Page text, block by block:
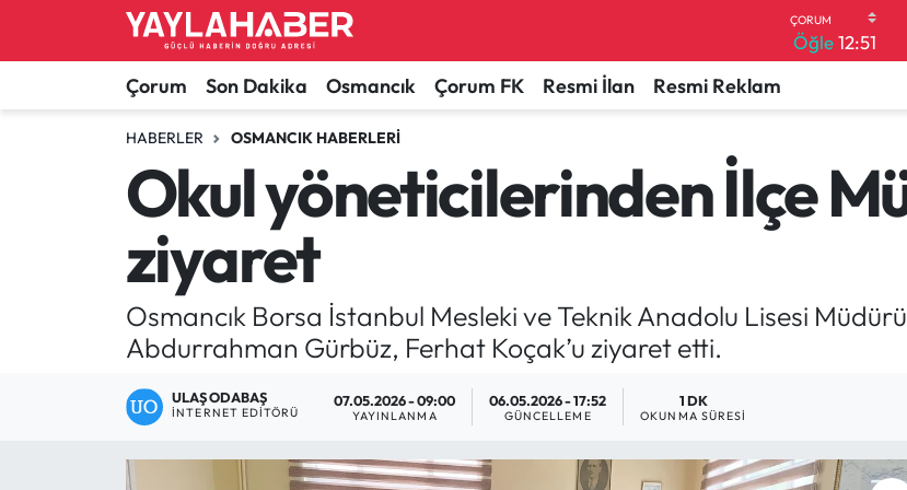
Öğle12:51
Çorum Son Dakika Osmancık Çorum FK Resmi İlan Resmi Reklam
HABERLER OSMANCIK HABERLERI
Okul yöneticilerinden İlçe
ziyaret
Osmancık Borsa İstanbul Mesleki ve Teknik Anadolu Lisesi
Abdurrahman Gürbüz, Ferhat Koçak’u ziyaret etti.
ULAŞ ODABAŞ
İNTERNET EDITÖRÜ
07.05.2026 - 09:00
YAYINLANMA
06.05.2026 - 17:52
GÜNCELLEME
1 DK
OKUNMA SÜRESI
Alaca Haberleri
Bayat Haberleri
Bilgi - Keşfet Haberleri
Bilim ve Teknoloji
Boğazkale Haberleri
Çorum Haberleri
Çorum Son Dakika Haberleri
Dodurga Haberleri
Çorum Nöbetçi Eczaneler
Çorum Hava Durumu
Çorum Namaz Vakitleri
Çorum Trafik Yoğunluk Haritası
TFF 1.Lig Puan Durumu ve Fikstür
Tüm Manşetler
Son Dakika Haberleri
Haber Arşivi